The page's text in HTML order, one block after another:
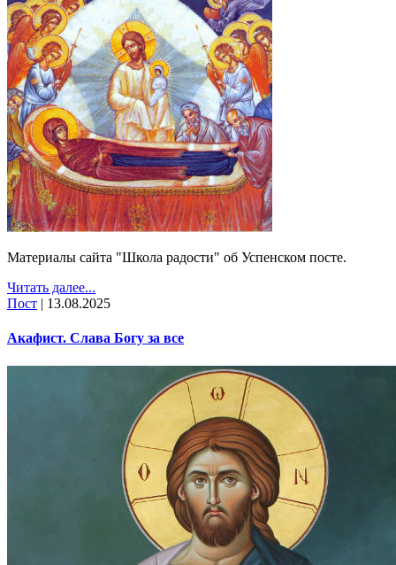
Материалы сайта "Школа радости" об Успенском посте.
Читать далее...
Пост | 13.08.2025
Акафист. Слава Богу за все